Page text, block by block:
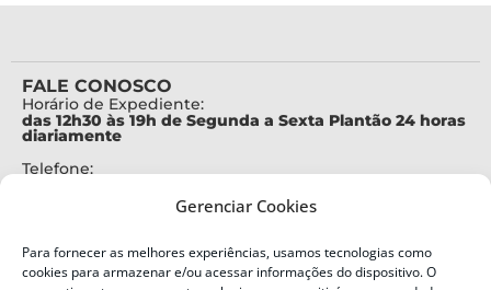
Gerenciar Cookies
Para fornecer as melhores experiências, usamos tecnologias como
cookies para armazenar e/ou acessar informações do dispositivo. O
FALE CONOSCO
Horário de Expediente:
das 12h30 às 19h de Segunda a Sexta Plantão 24 horas
diariamente
Telefone:
Alertas Defesa Civil:
SMS 40199